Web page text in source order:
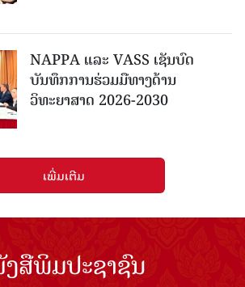
NAPPA ແລະ VASS ເຊັນບົດ
ບັນທຶກການຮ່ວມມືທາງດ້ານ
ວິທະຍາສາດ 2026-2030
ເພີ່ມເຕີມ
ສືພິມປະຊາຊົນ